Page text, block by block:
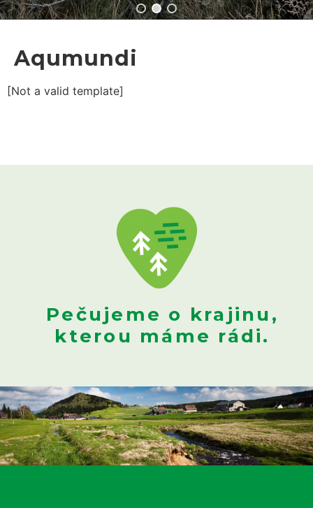
Aqumundi
[Not a valid template]
Pečujeme o krajinu,
kterou máme rádi.